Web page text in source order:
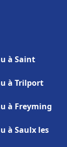
à Saint
à Trilport
à Freyming
à Saulx les